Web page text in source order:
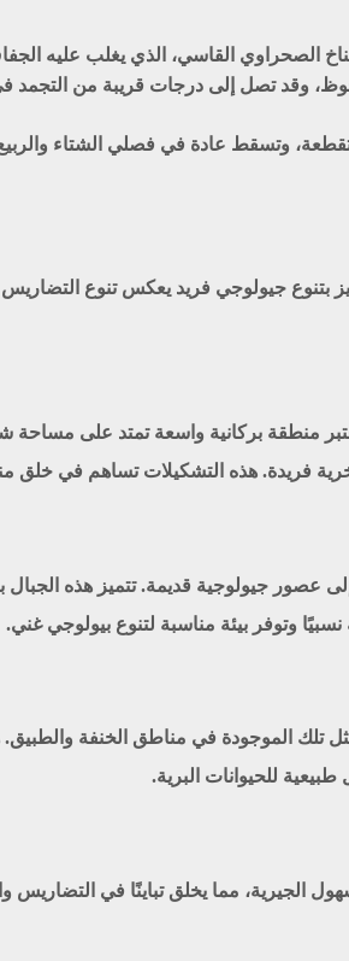
الصحراوي القاسي، الذي يغلب عليه
وتسقط عادة في فصلي الشتاء والربيع.
بتنوع جيولوجي فريد يعكس تنوع
منطقة بركانية واسعة تمتد على
فريدة. هذه التشكيلات تساهم في خلق
عصور جيولوجية قديمة. تتميز هذه
وتوفر بيئة مناسبة لتنوع بيولوجي غني.
تلك الموجودة في مناطق الخنفة
للحيوانات البرية.
الجيرية، مما يخلق تباينًا في التضاريس